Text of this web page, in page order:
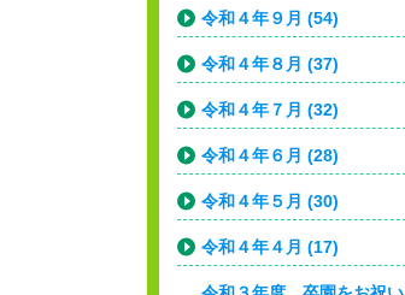
令和４年９月 (54)
令和４年８月 (37)
令和４年７月 (32)
令和４年６月 (28)
令和４年５月 (30)
令和４年４月 (17)